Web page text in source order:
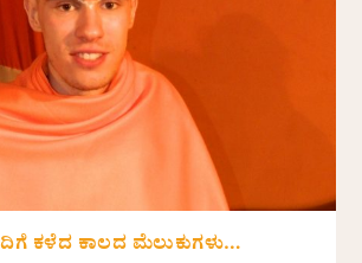
ಕಳೆದ ಕಾಲದ ಮೆಲುಕುಗಳು…